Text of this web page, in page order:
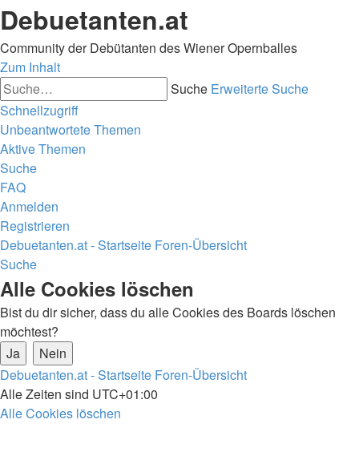
Debuetanten.at
Community der Debütanten des Wiener Opernballes
Zum Inhalt
Suche Erweiterte Suche
Schnellzugriff
Unbeantwortete Themen
Aktive Themen
Suche
FAQ
Anmelden
Registrieren
Debuetanten.at - Startseite Foren-Übersicht
Suche
Alle Cookies löschen
Bist du dir sicher, dass du alle Cookies des Boards löschen
möchtest?
Debuetanten.at - Startseite Foren-Übersicht
Alle Zeiten sind UTC+01:00
Alle Cookies löschen